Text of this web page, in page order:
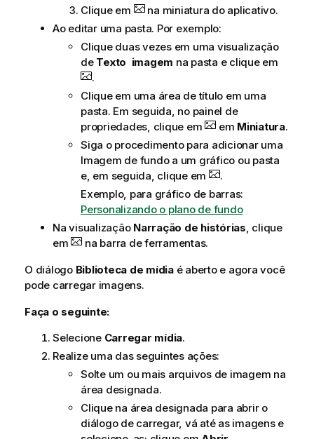
Clique em
na miniatura do aplicativo.
Ao editar uma pasta. Por exemplo:
Clique duas vezes em uma visualização
de Texto imagem na pasta e clique em
.
Clique em uma área de título em uma
pasta. Em seguida, no painel de
propriedades, clique em
em Miniatura.
Siga o procedimento para adicionar uma
Imagem de fundo a um gráfico ou pasta
e, em seguida, clique em
.
Exemplo, para gráfico de barras:
Personalizando o plano de fundo
Na visualização Narração de histórias, clique
em
na barra de ferramentas.
O diálogo Biblioteca de mídiaé aberto e agora você
pode carregar imagens.
Faça o seguinte:
Selecione Carregar mídia.
Realize uma das seguintes ações:
Solte um ou mais arquivos de imagem na
área designada.
Clique na área designada para abrir o
diálogo de carregar, vá até as imagens e